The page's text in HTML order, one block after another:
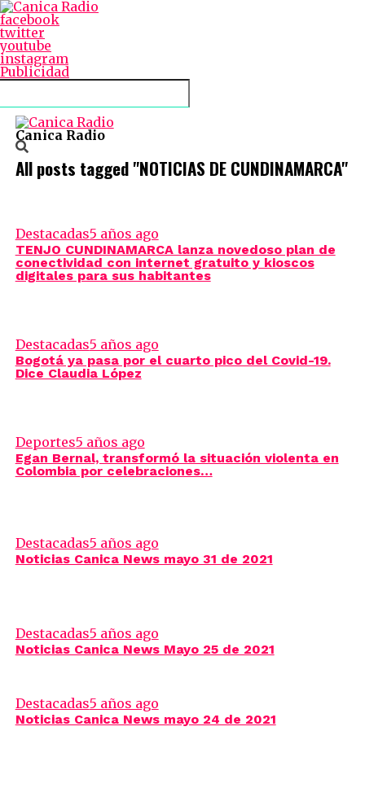
facebook
twitter
youtube
instagram
Publicidad
Connect with us
Canica Radio
All posts tagged "NOTICIAS DE CUNDINAMARCA"
Destacadas5 años ago
TENJO CUNDINAMARCA lanza novedoso plan de
conectividad con internet gratuito y kioscos
digitales para sus habitantes
Destacadas5 años ago
Bogotá ya pasa por el cuarto pico del Covid-19.
Dice Claudia López
Deportes5 años ago
Egan Bernal, transformó la situación violenta en
Colombia por celebraciones…
Destacadas5 años ago
Noticias Canica News mayo 31 de 2021
Destacadas5 años ago
Noticias Canica News Mayo 25 de 2021
Destacadas5 años ago
Noticias Canica News mayo 24 de 2021